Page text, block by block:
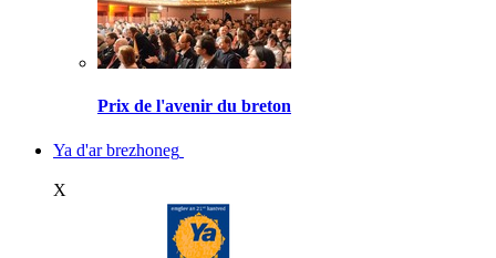
Prix de l'avenir du breton
Ya d'ar brezhoneg
X